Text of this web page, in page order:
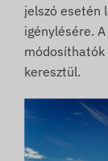
jelszó esetén
igénylésére.
módosíthatók
keresztül.